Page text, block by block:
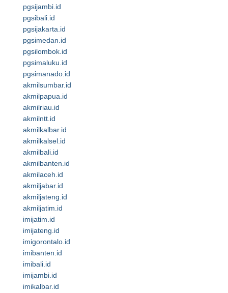
pgsijambi.id
pgsibali.id
pgsijakarta.id
pgsimedan.id
pgsilombok.id
pgsimaluku.id
pgsimanado.id
akmilsumbar.id
akmilpapua.id
akmilriau.id
akmilntt.id
akmilkalbar.id
akmilkalsel.id
akmilbali.id
akmilbanten.id
akmilaceh.id
akmiljabar.id
akmiljateng.id
akmiljatim.id
imijatim.id
imijateng.id
imigorontalo.id
imibanten.id
imibali.id
imijambi.id
imikalbar.id